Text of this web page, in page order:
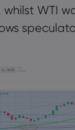
WTI